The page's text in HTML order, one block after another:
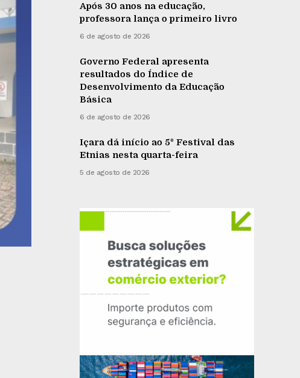
Após 30 anos na educação,
professora lança o primeiro livro
6 de agosto de 2026
Governo Federal apresenta
resultados do Índice de
Desenvolvimento da Educação
Básica
6 de agosto de 2026
Içara dá início ao 5º Festival das
Etnias nesta quarta-feira
5 de agosto de 2026